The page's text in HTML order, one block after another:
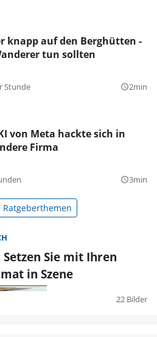
knapp auf den Berghütten -
tun sollten
Stunde query_builder2min
von Meta hackte sich in
Firma
query_builder3min
Sie mit Ihren
in Szene
22 Bilder